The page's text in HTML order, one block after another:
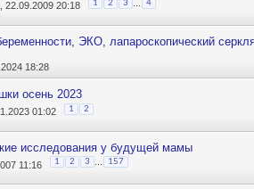
, 22.09.2009 20:18 1 2 3 4
ЭКО, лапароскопический
18:28
осень 2023
01:02 1 2
исследования у будущей мамы
11:16 1 2 3 157